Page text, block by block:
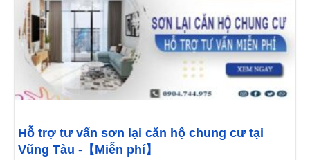
Hỗ trợ tư vấn sơn lại căn hộ chung cư tại
Vũng Tàu -【Miễn phí】